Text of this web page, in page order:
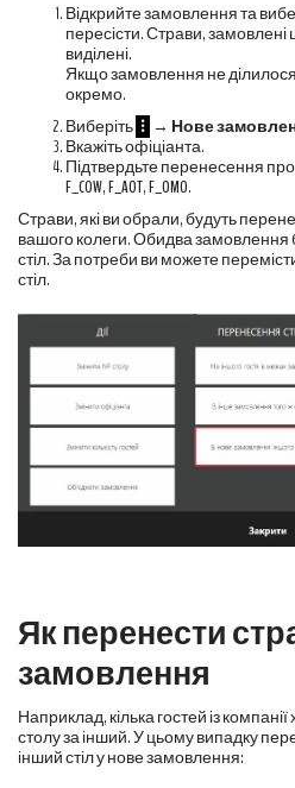
Відкрийте замовлення та
пересісти. Страви,
виділені.
Якщо замовлення не ділилося
окремо.
Виберіть ⁝ → Нове
Вкажіть офіціанта.
Підтвердьте перенесення
F_COW,F_AOT,F_OMO.
Страви, які ви обрали, будуть
вашого колеги. Обидва
стіл. За потреби ви можете
стіл.
Як перенести
замовлення
Наприклад, кілька гостей із
столу за інший. У цьому випадку
інший стіл у нове замовлення: